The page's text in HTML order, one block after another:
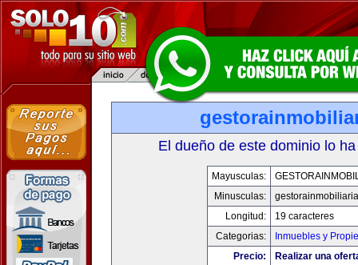
El dueño de este dominio lo
Mayusculas:
Minusculas:
Longitud:
19 caracteres
Categorias:
Inmuebles y
Precio:
Realizar una